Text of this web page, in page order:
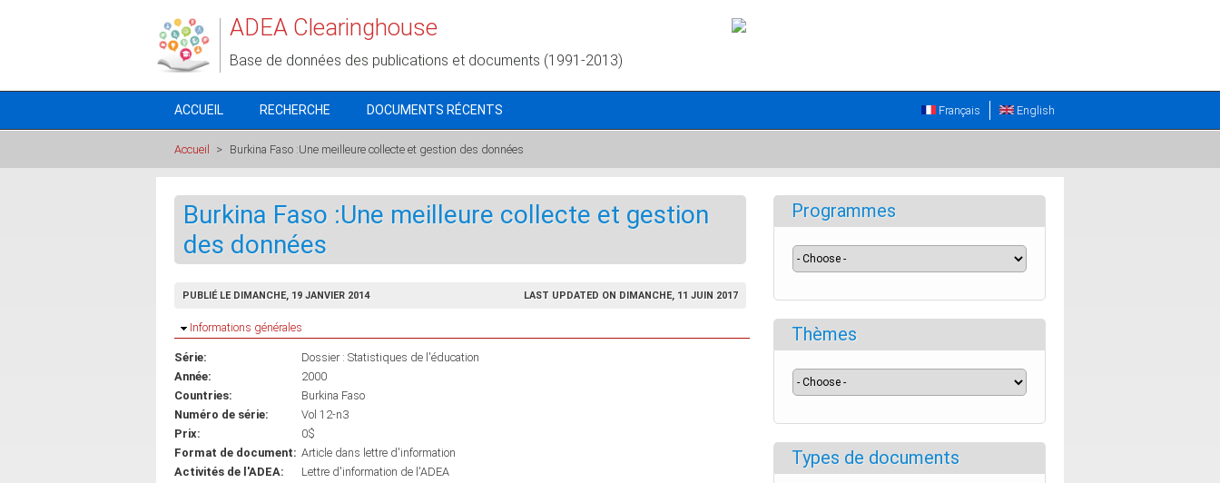
ADEA Clearinghouse
Base de données des publications et documents (1991-2013)
ACCUEIL RECHERCHE DOCUMENTS RÉCENTS English
Français
Accueil > Burkina Faso :Une meilleure collecte et gestion des données
Burkina Faso :Une meilleure collecte et gestion
des données
PUBLIÉ LE DIMANCHE, 19 JANVIER 2014 LAST UPDATED ON DIMANCHE, 11 JUIN 2017
Masquer
Informations générales
Série:
Dossier : Statistiques de l'éducation
Année:
2000
Countries:
Burkina Faso
Numéro de série:
Vol 12-n3
Prix:
0$
Format de document: Article dans lettre d'information
Activités de l'ADEA:
Lettre d'information de l'ADEA
Programmes
Thèmes
Types de documents